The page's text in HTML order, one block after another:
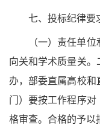
七、投标纪律要
（一）责任单
向关和学术质量关。
办，部委直属高校和
门）要按工作程序对
格审查。合格的予以